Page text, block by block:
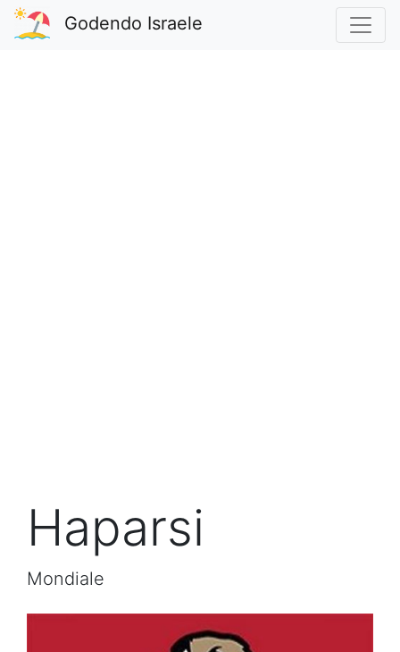
Godendo Israele
Haparsi
Mondiale